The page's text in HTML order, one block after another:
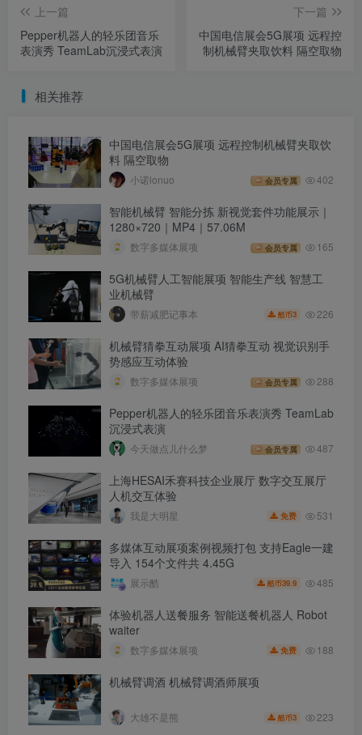
上一篇
Pepper机器人的轻乐团音乐
表演秀 TeamLab沉浸式表演
下一篇
中国电信展会5G展项 远程控
制机械臂夹取饮料 隔空取物
相关推荐
中国电信展会5G展项 远程控制机械臂夹取饮
料 隔空取物
小诺lonuo 会员专属 402
智能机械臂 智能分拣 新视觉套件功能展示｜
1280×720｜MP4｜57.06M
数字多媒体展项 会员专属 165
5G机械臂人工智能展项 智能生产线 智慧工
业机械臂
带薪减肥记事本 酷币3 226
机械臂猜拳互动展项 AI猜拳互动 视觉识别手
势感应互动体验
数字多媒体展项 会员专属 288
Pepper机器人的轻乐团音乐表演秀 TeamLab
沉浸式表演
今天做点儿什么梦 会员专属 487
上海HESAI禾赛科技企业展厅 数字交互展厅
人机交互体验
我是大明星 免费 531
多媒体互动展项案例视频打包 支持Eagle一建
导入 154个文件共 4.45G
展示酷 酷币39.9 485
体验机器人送餐服务 智能送餐机器人 Robot
waiter
数字多媒体展项 免费 188
机械臂调酒 机械臂调酒师展项
大雄不是熊 酷币3 223